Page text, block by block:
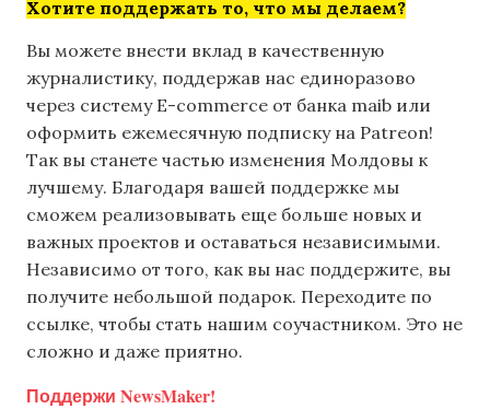
Хотите поддержать то, что мы делаем?
Вы можете внести вклад в качественную
журналистику, поддержав нас единоразово
через систему E-commerce от банка maib или
оформить ежемесячную подписку на Patreon!
Так вы станете частью изменения Молдовы к
лучшему. Благодаря вашей поддержке мы
сможем реализовывать еще больше новых и
важных проектов и оставаться независимыми.
Независимо от того, как вы нас поддержите, вы
получите небольшой подарок. Переходите по
ссылке, чтобы стать нашим соучастником. Это не
сложно и даже приятно.
Поддержи NewsMaker!